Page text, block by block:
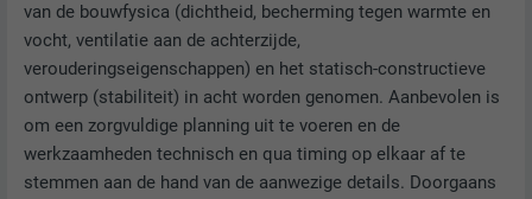
van de bouwfysica (dichtheid, becherming tegen warmte en
vocht, ventilatie aan de achterzijde,
verouderingseigenschappen) en het statisch-constructieve
ontwerp (stabiliteit) in acht worden genomen. Aanbevolen is
om een zorgvuldige planning uit te voeren en de
werkzaamheden technisch en qua timing op elkaar af te
stemmen aan de hand van de aanwezige details. Doorgaans